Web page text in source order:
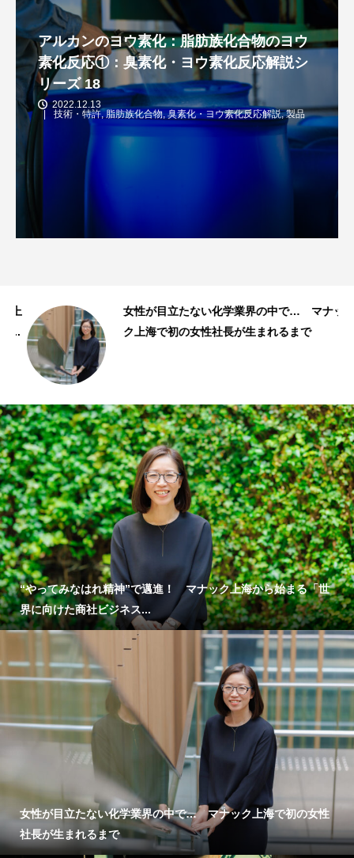
アルカンのヨウ素化：脂肪族化合物のヨウ
素化反応①：臭素化・ヨウ素化反応解説シ
リーズ 18
2022.12.13
技術・特許,脂肪族化合物,臭素化・ヨウ素化反応解説,製品
女性が目立たない化学業界の中で… マナッ
ク上海で初の女性社長が生まれるまで
“やってみなはれ精神”で邁進！ マナック上海から始まる「世
界に向けた商社ビジネス...
女性が目立たない化学業界の中で… マナック上海で初の女性
社長が生まれるまで